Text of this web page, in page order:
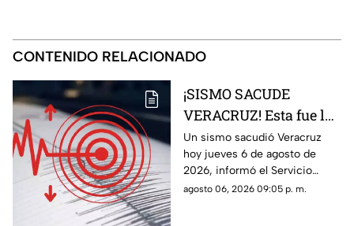
CONTENIDO RELACIONADO
¡SISMO SACUDE
VERACRUZ! Esta fue la
magnitud de la
sacudida hoy 6 de
agosto de 2026
Un sismo sacudió Veracruz
hoy jueves 6 de agosto de
2026, informó el Servicio
Sismológico Nacional.
agosto 06, 2026 09:05 p. m.